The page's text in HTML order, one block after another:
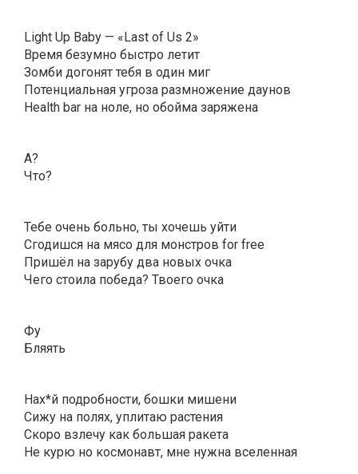
Light Up Baby — «Last of Us 2»
Время безумно быстро летит
Зомби догонят тебя в один миг
Потенциальная угроза размножение даунов
Health bar на ноле, но обойма заряжена
А?
Что?
Тебе очень больно, ты хочешь уйти
Сгодишся на мясо для монстров for free
Пришëл на зарубу два новых очка
Чего стоила победа? Твоего очка
Фу
Бляять
Нах*й подробности, бошки мишени
Сижу на полях, уплитаю растения
Скоро взлечу как большая ракета
Не курю но космонавт, мне нужна вселенная